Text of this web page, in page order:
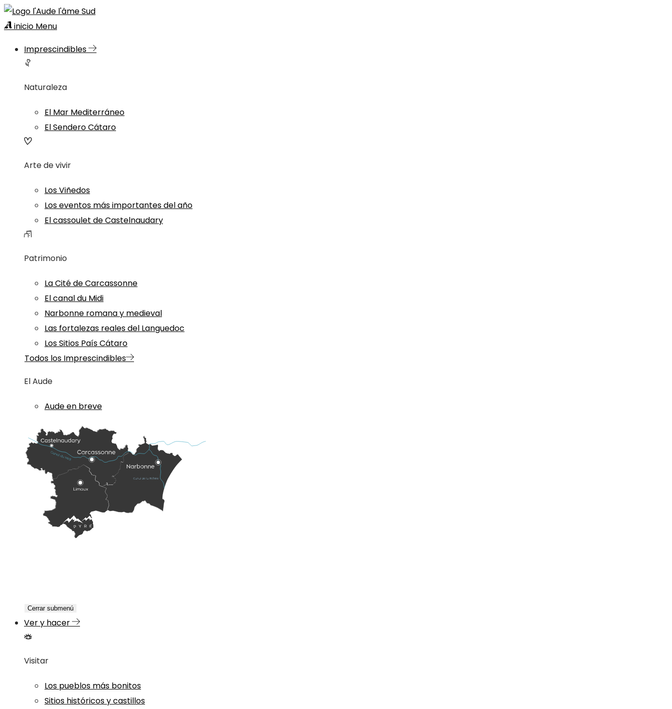
inicio Menu
Imprescindibles
Naturaleza
El Mar Mediterráneo
El Sendero Cátaro
Arte de vivir
Los Viñedos
Los eventos más importantes del año
El cassoulet de Castelnaudary
Patrimonio
La Cité de Carcassonne
El canal du Midi
Narbonne romana y medieval
Las fortalezas reales del Languedoc
Los Sitios País Cátaro
Todos los Imprescindibles
El Aude
Aude en breve
Cerrar submenú
Ver y hacer
Visitar
Los pueblos más bonitos
Sitios históricos y castillos